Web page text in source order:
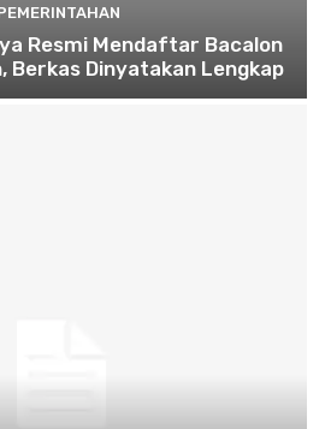
Resmi Mendaftar Bacalon
Berkas Dinyatakan Lengkap